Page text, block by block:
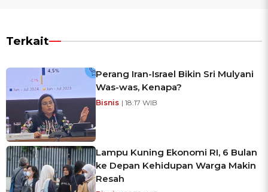
Terkait
Perang Iran-Israel Bikin Sri Mulyani
Was-was, Kenapa?
Bisnis | 18:17 WIB
Lampu Kuning Ekonomi RI, 6 Bulan
ke Depan Kehidupan Warga Makin
Resah